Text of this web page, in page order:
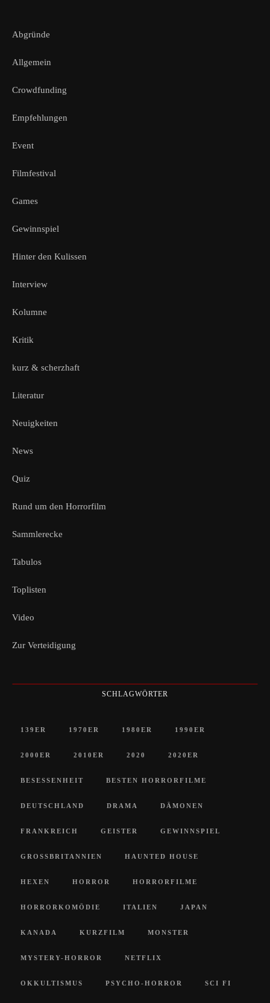
Abgründe
Allgemein
Crowdfunding
Empfehlungen
Event
Filmfestival
Games
Gewinnspiel
Hinter den Kulissen
Interview
Kolumne
Kritik
kurz & scherzhaft
Literatur
Neuigkeiten
News
Quiz
Rund um den Horrorfilm
Sammlerecke
Tabulos
Toplisten
Video
Zur Verteidigung
SCHLAGWÖRTER
139ER 1970ER 1980ER 1990ER
2000ER 2010ER 2020 2020ER
BESESSENHEIT BESTEN HORRORFILME
DEUTSCHLAND DRAMA DÄMONEN
FRANKREICH GEISTER GEWINNSPIEL
GROSSBRITANNIEN HAUNTED HOUSE
HEXEN HORROR HORRORFILME
HORRORKOMÖDIE ITALIEN JAPAN
KANADA KURZFILM MONSTER
MYSTERY-HORROR NETFLIX
OKKULTISMUS PSYCHO-HORROR SCI FI